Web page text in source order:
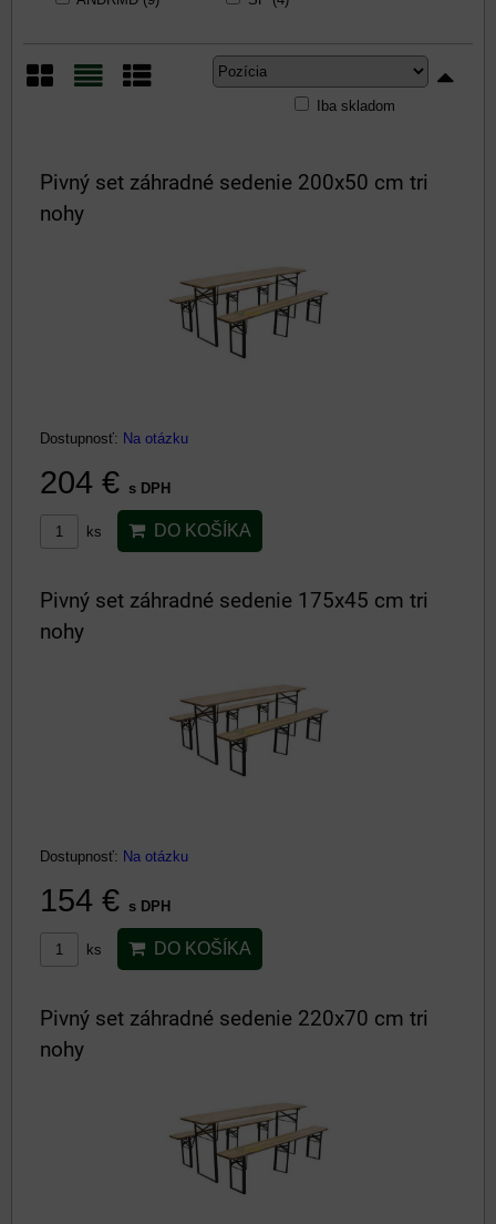
Iba skladom
Pivný set záhradné sedenie 200x50 cm tri
nohy
Dostupnosť: Na otázku
204 € s DPH
ks DO KOŠÍKA
Pivný set záhradné sedenie 175x45 cm tri
nohy
Dostupnosť: Na otázku
154 € s DPH
ks DO KOŠÍKA
Pivný set záhradné sedenie 220x70 cm tri
nohy